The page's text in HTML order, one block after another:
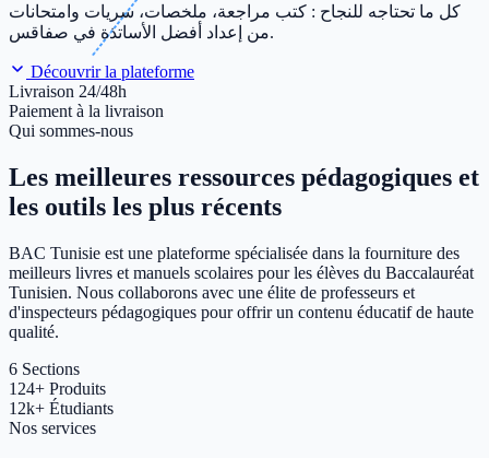
كل ما تحتاجه للنجاح : كتب مراجعة، ملخصات، سريات وامتحانات
من إعداد أفضل الأساتذة في صفاقس.
Découvrir la plateforme
Livraison 24/48h
Paiement à la livraison
Qui sommes-nous
Les meilleures ressources pédagogiques et
les outils les plus récents
BAC Tunisie est une plateforme spécialisée dans la fourniture des
meilleurs livres et manuels scolaires pour les élèves du Baccalauréat
Tunisien. Nous collaborons avec une élite de professeurs et
d'inspecteurs pédagogiques pour offrir un contenu éducatif de haute
qualité.
6 Sections
124+ Produits
12k+ Étudiants
Nos services